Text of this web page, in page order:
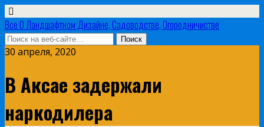
Все О Ландшафтном Дизайне, Садоводстве, Огородничистве
30 апреля, 2020
В Аксае задержали
наркодилера